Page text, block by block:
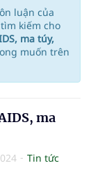
luận của
tìm kiếm cho
ma túy,
muốn trên
ma
Tin tức